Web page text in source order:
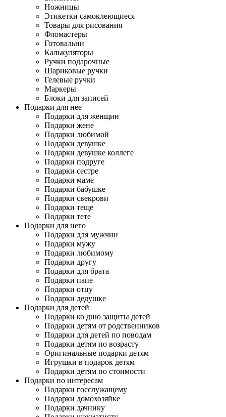
Ножницы
Этикетки самоклеющиеся
Товары для рисования
Фломастеры
Готовальни
Калькуляторы
Ручки подарочные
Шариковые ручки
Гелевые ручки
Маркеры
Блоки для записей
Подарки для нее
Подарки для женщин
Подарки жене
Подарки любимой
Подарки девушке
Подарки девушке коллеге
Подарки подруге
Подарки сестре
Подарки маме
Подарки бабушке
Подарки свекрови
Подарки теще
Подарки тете
Подарки для него
Подарки для мужчин
Подарки мужу
Подарки любимому
Подарки другу
Подарки для брата
Подарки папе
Подарки отцу
Подарки дедушке
Подарки для детей
Подарки ко дню защиты детей
Подарки детям от родственников
Подарки для детей по поводам
Подарки детям по возрасту
Оригинальные подарки детям
Игрушки в подарок детям
Подарки детям по стоимости
Подарки по интересам
Подарки госслужащему
Подарки домохозяйке
Подарки дачнику